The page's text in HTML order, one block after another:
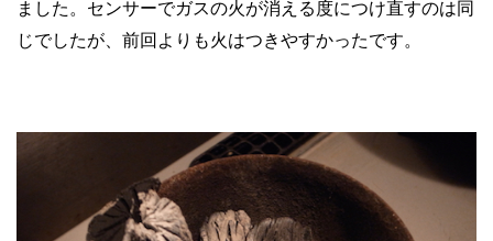
ました。センサーでガスの火が消える度につけ直すのは同
じでしたが、前回よりも火はつきやすかったです。